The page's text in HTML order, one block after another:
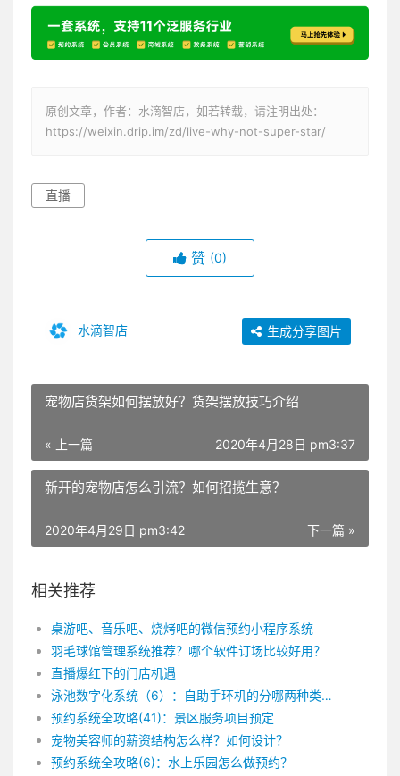
原创文章，作者：水滴智店，如若转载，请注明出处：
https://weixin.drip.im/zd/live-why-not-super-star/
直播
赞 (0)
水滴智店 生成分享图片
宠物店货架如何摆放好？货架摆放技巧介绍
« 上一篇 2020年4月28日 pm3:37
新开的宠物店怎么引流？如何招揽生意？
下一篇 »
2020年4月29日 pm3:42
相关推荐
桌游吧、音乐吧、烧烤吧的微信预约小程序系统
羽毛球馆管理系统推荐？哪个软件订场比较好用？
直播爆红下的门店机遇
泳池数字化系统（6）：自助手环机的分哪两种类型？
预约系统全攻略(41)：景区服务项目预定
宠物美容师的薪资结构怎么样？如何设计？
预约系统全攻略(6)：水上乐园怎么做预约？